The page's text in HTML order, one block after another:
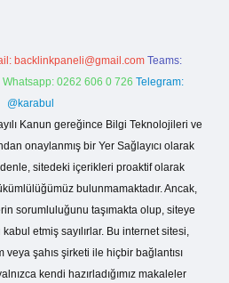
backlinkpaneli@gmail.com Teams:
Whatsapp: 0262 606 0 726 Telegram:
@karabul
Kanun gereğince Bilgi Teknolojileri ve
onaylanmış bir Yer Sağlayıcı olarak
sitedeki içerikleri proaktif olarak
bulunmamaktadır. Ancak,
sorumluluğunu taşımakta olup, siteye
etmiş sayılırlar. Bu internet sitesi,
şahıs şirketi ile hiçbir bağlantısı
kendi hazırladığımız makaleler